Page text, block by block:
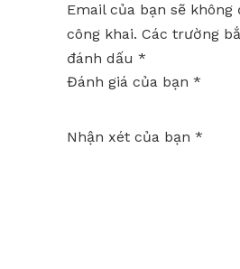
Email của bạn sẽ không
công khai. Các trường
đánh dấu *
Đánh giá của bạn *
Nhận xét của bạn *